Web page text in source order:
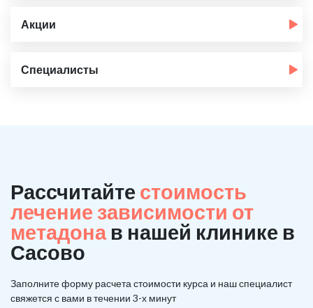
Акции
Специалисты
Рассчитайте стоимость
лечение зависимости от
метадона в нашей клинике в
Сасово
Заполните форму расчета стоимости курса и наш специалист
свяжется с вами в течении 3-х минут